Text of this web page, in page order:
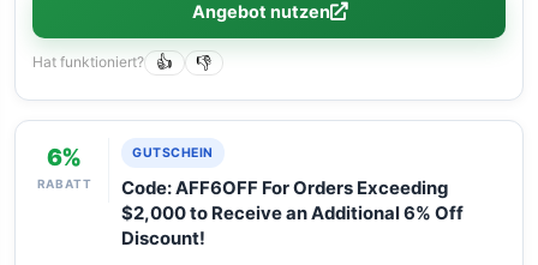
Angebot nutzen
Hat funktioniert? 👍 👎
6%
RABATT
GUTSCHEIN
Code: AFF6OFF For Orders Exceeding
$2,000 to Receive an Additional 6% Off
Discount!